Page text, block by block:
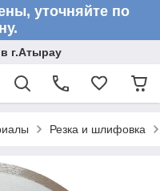
уточняйте по
г.Атырау
Резка и шлифовка